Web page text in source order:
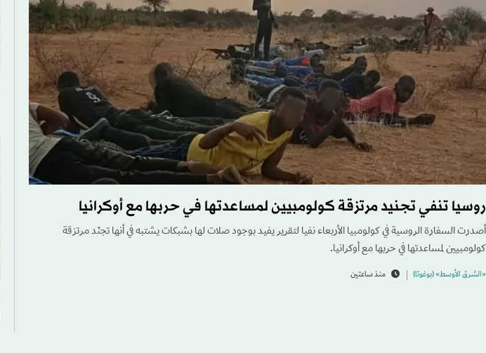
روسيا تنفي تجنيد مرتزقة كولومبيين لمساعدتها في حربها مع أوكرانيا
أصدرت السفارة الروسية في كولومبيا الأربعاء نفيا لتقرير يفيد بوجود صلات لها بشبكات يشتبه في أنها تجنّد مرتزقة
كولومبيين لمساعدتها في حربها مع أوكرانيا.
«الشرق الأوسط» (بوغوتا) منذ ساعتين